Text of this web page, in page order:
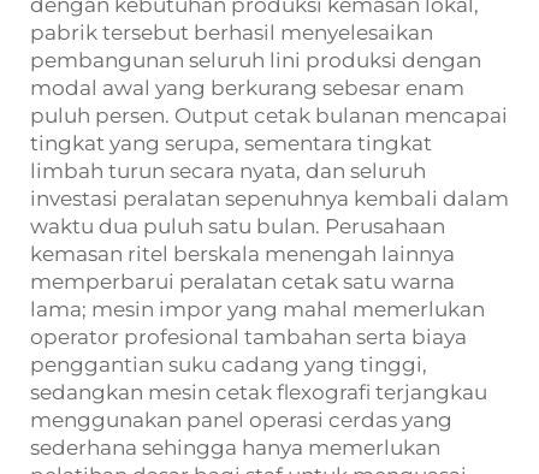
dengan kebutuhan produksi kemasan lokal,
pabrik tersebut berhasil menyelesaikan
pembangunan seluruh lini produksi dengan
modal awal yang berkurang sebesar enam
puluh persen. Output cetak bulanan mencapai
tingkat yang serupa, sementara tingkat
limbah turun secara nyata, dan seluruh
investasi peralatan sepenuhnya kembali dalam
waktu dua puluh satu bulan. Perusahaan
kemasan ritel berskala menengah lainnya
memperbarui peralatan cetak satu warna
lama; mesin impor yang mahal memerlukan
operator profesional tambahan serta biaya
penggantian suku cadang yang tinggi,
sedangkan mesin cetak flexografi terjangkau
menggunakan panel operasi cerdas yang
sederhana sehingga hanya memerlukan